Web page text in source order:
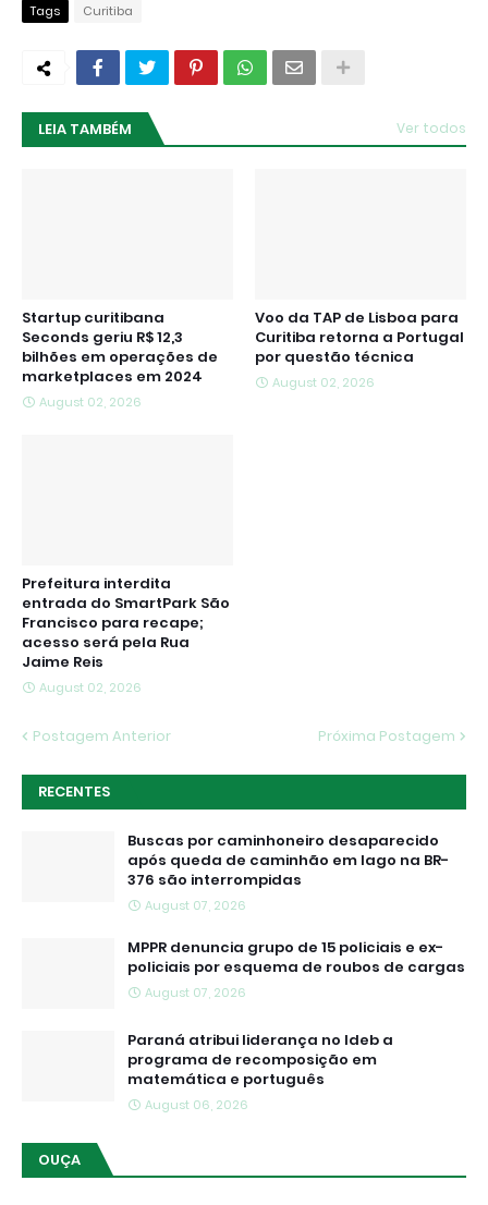
Tags Curitiba
LEIA TAMBÉM Ver todos
Startup curitibana
Seconds geriu R$ 12,3
bilhões em operações de
marketplaces em 2024
August 02, 2026
Voo da TAP de Lisboa para
Curitiba retorna a Portugal
por questão técnica
August 02, 2026
Prefeitura interdita
entrada do SmartPark São
Francisco para recape;
acesso será pela Rua
Jaime Reis
August 02, 2026
Postagem Anterior Próxima Postagem
RECENTES
Buscas por caminhoneiro desaparecido
após queda de caminhão em lago na BR-
376 são interrompidas
August 07, 2026
MPPR denuncia grupo de 15 policiais e ex-
policiais por esquema de roubos de cargas
August 07, 2026
Paraná atribui liderança no Ideb a
programa de recomposição em
matemática e português
August 06, 2026
OUÇA